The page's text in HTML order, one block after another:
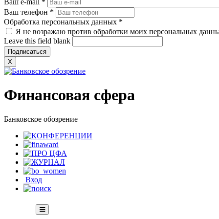
Ваш e-mail *
Ваш телефон *
Обработка персональных данных *
Я не возражаю против обработки моих персональных
Leave this field blank
X
Финансовая сфера
Банковское обозрение
Вход